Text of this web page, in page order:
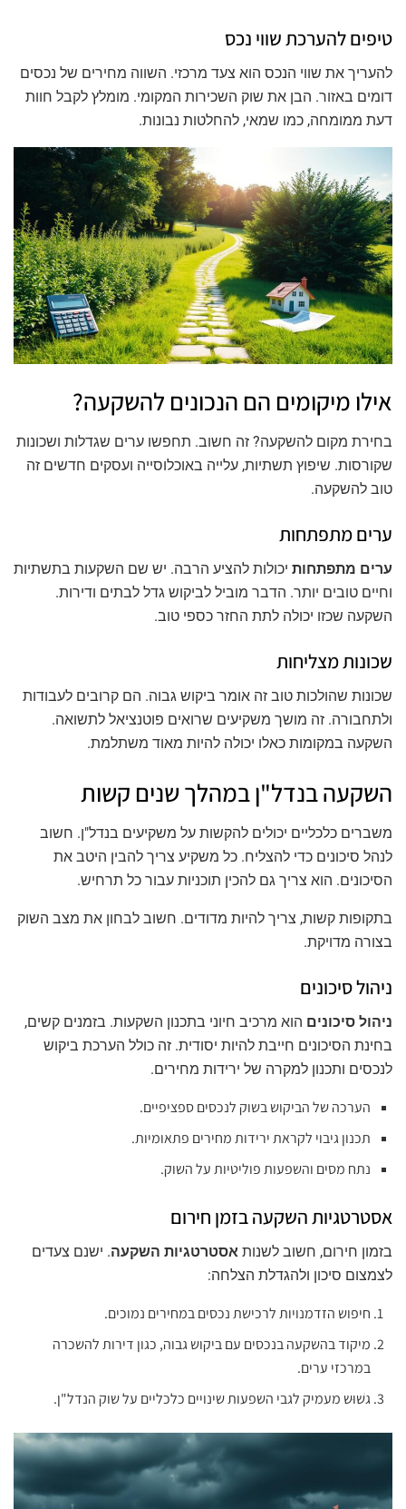
טיפים להערכת שווי נכס
להעריך את שווי הנכס הוא צעד מרכזי. השווה מחירים של נכסים
דומים באזור. הבן את שוק השכירות המקומי. מומלץ לקבל חוות
דעת ממומחה, כמו שמאי, להחלטות נבונות.
אילו מיקומים הם הנכונים להשקעה?
בחירת מקום להשקעה? זה חשוב. תחפשו ערים שגדלות ושכונות
שקורסות. שיפוץ תשתיות, עלייה באוכלוסייה ועסקים חדשים זה
טוב להשקעה.
ערים מתפתחות
ערים מתפתחות יכולות להציע הרבה. יש שם השקעות בתשתיות
וחיים טובים יותר. הדבר מוביל לביקוש גדל לבתים ודירות.
השקעה שכזו יכולה לתת החזר כספי טוב.
שכונות מצליחות
שכונות שהולכות טוב זה אומר ביקוש גבוה. הם קרובים לעבודות
ולתחבורה. זה מושך משקיעים שרואים פוטנציאל לתשואה.
השקעה במקומות כאלו יכולה להיות מאוד משתלמת.
השקעה בנדל"ן במהלך שנים קשות
משברים כלכליים יכולים להקשות על משקיעים בנדל"ן. חשוב
לנהל סיכונים כדי להצליח. כל משקיע צריך להבין היטב את
הסיכונים. הוא צריך גם להכין תוכניות עבור כל תרחיש.
בתקופות קשות, צריך להיות מדודים. חשוב לבחון את מצב השוק
בצורה מדויקת.
ניהול סיכונים
ניהול סיכונים הוא מרכיב חיוני בתכנון השקעות. בזמנים קשים,
בחינת הסיכונים חייבת להיות יסודית. זה כולל הערכת ביקוש
לנכסים ותכנון למקרה של ירידות מחירים.
הערכה של הביקוש בשוק לנכסים ספציפיים.
תכנון גיבוי לקראת ירידות מחירים פתאומיות.
נתח מסים והשפעות פוליטיות על השוק.
אסטרטגיות השקעה בזמן חירום
בזמון חירום, חשוב לשנות אסטרטגיות השקעה. ישנם צעדים
לצמצום סיכון ולהגדלת הצלחה:
חיפוש הזדמנויות לרכישת נכסים במחירים נמוכים.
מיקוד בהשקעה בנכסים עם ביקוש גבוה, כגון דירות להשכרה
במרכזי ערים.
גשׁוּש מעמיק לגבי השפעות שינויים כלכליים על שוק הנדל"ן.